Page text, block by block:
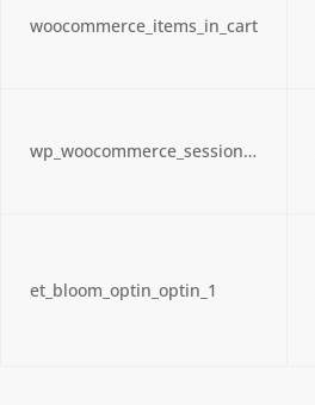
woocommerce_items_in_cart
wp_woocommerce_session…
et_bloom_optin_optin_1